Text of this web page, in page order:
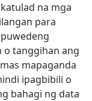
na mga
para
o tanggihan ang
mapaganda
ipagbibili o
bahagi ng data